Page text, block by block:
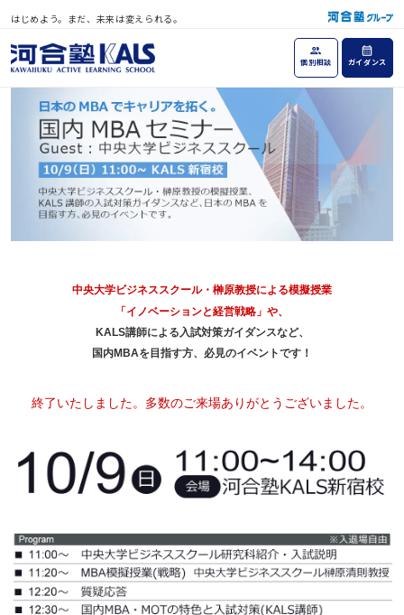
はじめよう。まだ、未来は変えられる。
個別相談 ガイダンス
中央大学ビジネススクール・榊原教授による模擬授業
「イノベーションと経営戦略」や、
KALS講師による入試対策ガイダンスなど、
国内MBAを目指す方、必見のイベントです！
終了いたしました。多数のご来場ありがとうございました。